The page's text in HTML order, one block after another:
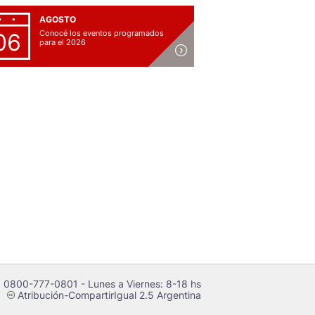
AGOSTO
Conocé los eventos programados
para el 2026
0800-777-0801 - Lunes a Viernes: 8-18 hs
cAtribución-CompartirIgual 2.5 Argentina